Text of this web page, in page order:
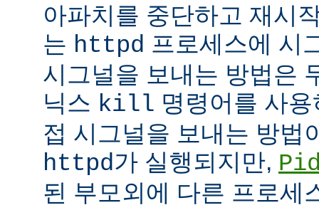
아파치를 중단하고 재시
는 httpd 프로세스에 시
시그널을 보내는 방법은
닉스 kill 명령어를 사
접 시그널을 보내는 방법
httpd가 실행되지만,
된 부모외에 다른 프로세